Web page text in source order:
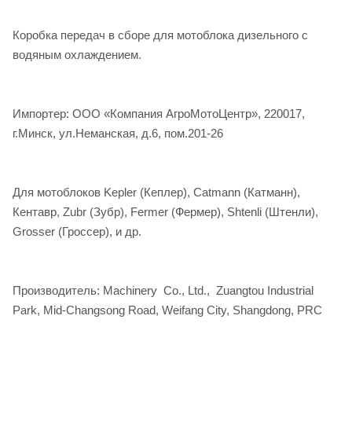
Коробка передач в сборе для мотоблока дизельного с
водяным охлаждением.
Импортер: ООО «Компания АгроМотоЦентр», 220017,
г.Минск, ул.Неманская, д.6, пом.201-26
Для мотоблоков Kepler (Кеплер), Catmann (Катманн),
Кентавр, Zubr (Зубр), Fermer (Фермер), Shtenli (Штенли),
Grosser (Гроссер), и др.
Производитель: Machinery Co., Ltd., Zuangtou Industrial
Park, Mid-Changsong Road, Weifang City, Shangdong, PRC